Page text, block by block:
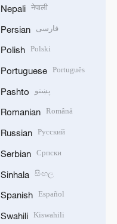
Nepali नेपाली
Persian فارسی
Polish Polski
Portuguese Português
Pashto پښتو
Romanian Română
Russian Русский
Serbian Српски
Sinhala සිංහල
Spanish Español
Swahili Kiswahili